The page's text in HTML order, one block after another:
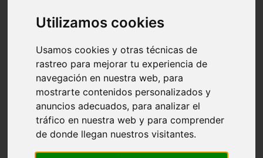
Utilizamos cookies
Usamos cookies y otras técnicas de
rastreo para mejorar tu experiencia de
navegación en nuestra web, para
mostrarte contenidos personalizados y
anuncios adecuados, para analizar el
tráfico en nuestra web y para comprender
de donde llegan nuestros visitantes.
Cantabria - suances
Sevilla - bormujos
Málaga - júzcar
Huesca - alquézar
Huesca - castejón-de-sos
Lleida - alt-àneu
Córdoba - almedinilla
Navarra - zangoza
Cantabria - arenas-de-iguña
Barcelona - la-pobla-de-lillet
Murcia - cartagena